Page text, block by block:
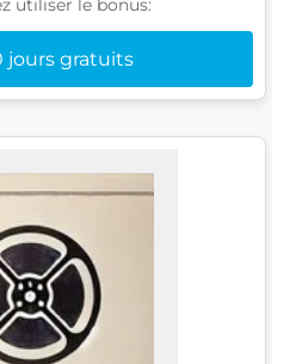
utiliser le bonus:
jours gratuits